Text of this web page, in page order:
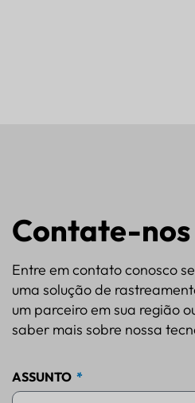
Contate-nos
Entre em contato conosco
uma solução de
um parceiro em sua região
saber mais sobre nossa
ASSUNTO